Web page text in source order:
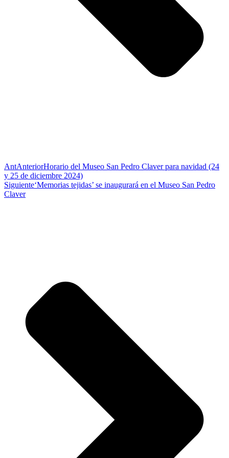
AntAnteriorHorario del Museo San Pedro Claver para navidad (24
y 25 de diciembre 2024)
Siguiente‘Memorias tejidas’ se inaugurará en el Museo San Pedro
Claver